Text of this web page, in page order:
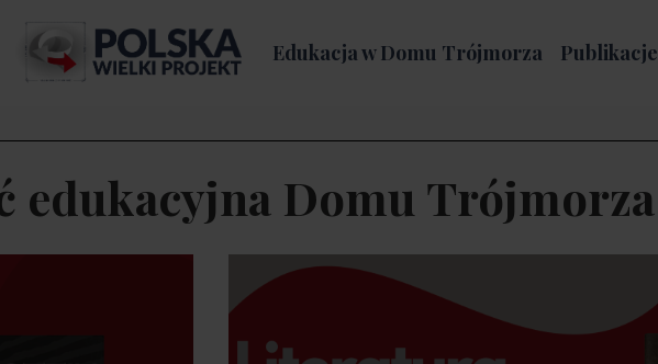
Edukacja w Domu Trójmorza Publikacje
edukacyjna Domu Trójmorza